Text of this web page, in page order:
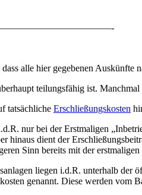
alle hier gegebenen Auskünfte
teilungsfähig ist.
tatsächliche Erschließungskosten
nur bei der Erstmaligen
hinaus dient der
Sinn bereits mit der
liegen i.d.R. unterhalb der
genannt. Diese werden vom